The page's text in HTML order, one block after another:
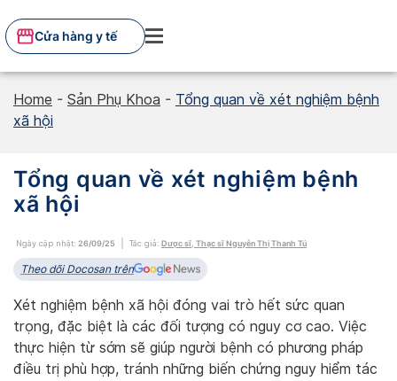
to
content
Cửa hàng y tế
Home - Sản Phụ Khoa - Tổng quan về xét nghiệm bệnh
xã hội
Tổng quan về xét nghiệm bệnh
xã hội
Ngày cập nhật: 26/09/25 Tác giả: Dược sĩ, Thạc sĩ Nguyễn Thị Thanh Tú
Theo dõi Docosan trên
Xét nghiệm bệnh xã hội đóng vai trò hết sức quan
trọng, đặc biệt là các đối tượng có nguy cơ cao. Việc
thực hiện từ sớm sẽ giúp người bệnh có phương pháp
điều trị phù hợp, tránh những biến chứng nguy hiểm tác